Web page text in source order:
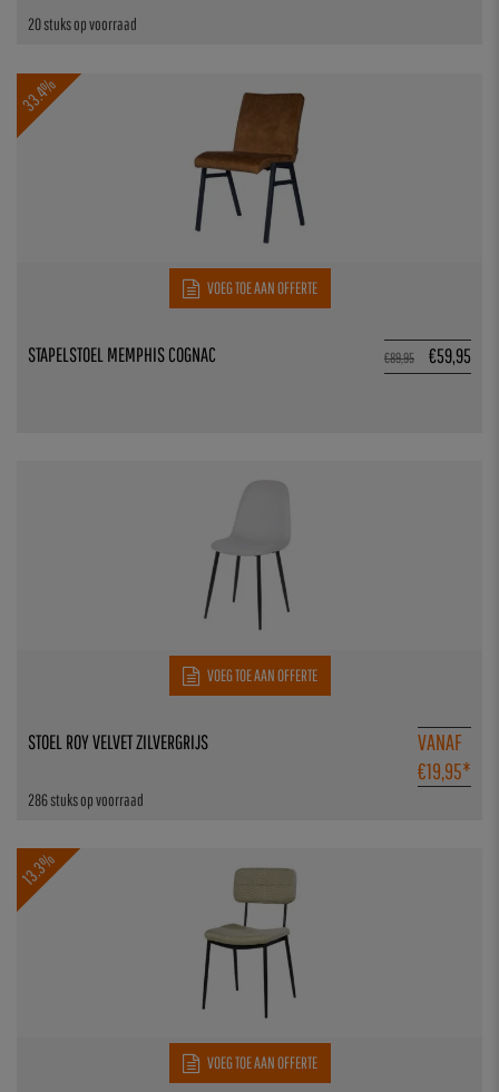
20 stuks op voorraad
33.4%
VOEG TOE AAN OFFERTE
€89,95 €59,95
STAPELSTOEL MEMPHIS COGNAC
VOEG TOE AAN OFFERTE
VANAF
€19,95*
286 stuks op voorraad
STOEL ROY VELVET ZILVERGRIJS
13.3%
VOEG TOE AAN OFFERTE